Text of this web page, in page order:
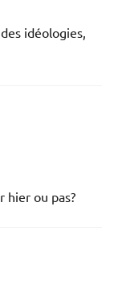
idéologies,
hier ou pas?